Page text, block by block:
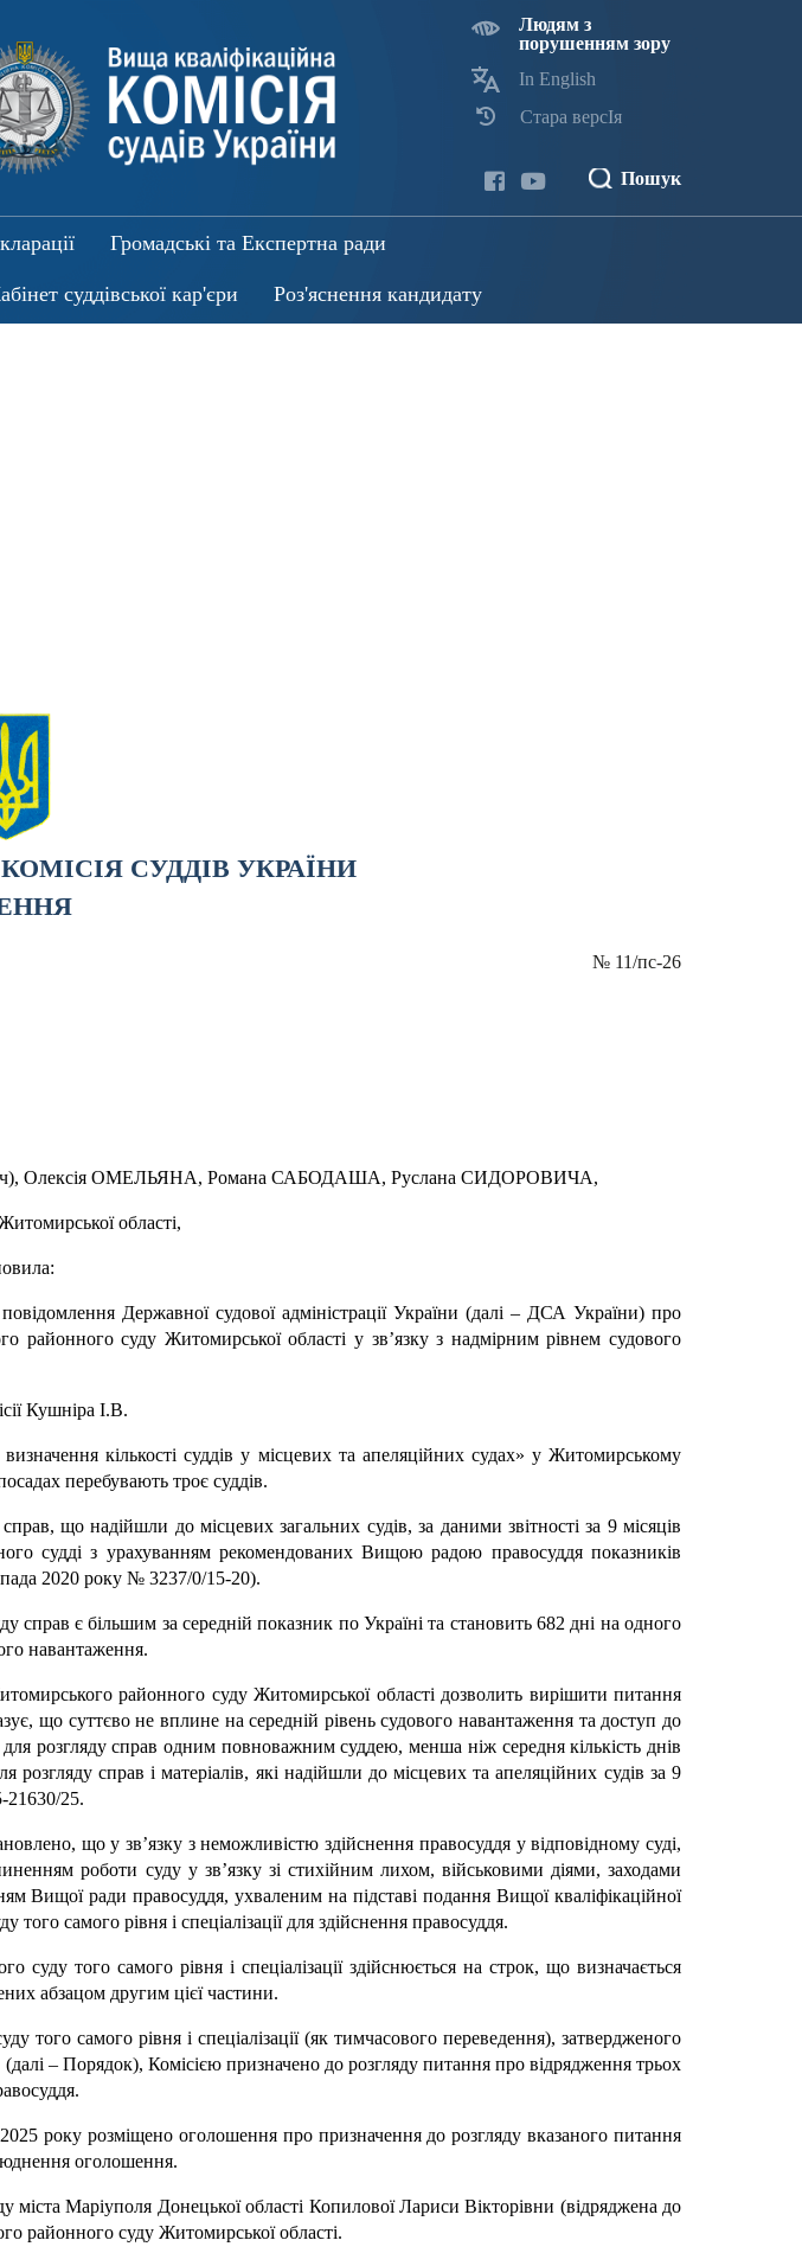
Людям з
порушенням зору
In English
Стара версІя
Пошук
Громадські та Експертна ради
суддівської кар'єри Роз'яснення кандидату
СУДДІВ УКРАЇНИ
№ 11/пс-26
Олексія ОМЕЛЬЯНА, Романа САБОДАША, Руслана СИДОРОВИЧА,
області,
Державної судової адміністрації України (далі – ДСА України) про
районного суду Житомирської області у зв’язку з надмірним рівнем судового
Кушніра І.В.
кількості суддів у місцевих та апеляційних судах» у Житомирському
перебувають троє суддів.
що надійшли до місцевих загальних судів, за даними звітності за 9 місяців
судді з урахуванням рекомендованих Вищою радою правосуддя показників
2020 року № 3237/0/15-20).
є більшим за середній показник по Україні та становить 682 дні на одного
навантаження.
районного суду Житомирської області дозволить вирішити питання
що суттєво не вплине на середній рівень судового навантаження та доступ до
для розгляду справ одним повноважним суддею, менша ніж середня кількість днів
справ і матеріалів, які надійшли до місцевих та апеляційних судів за 9
21630/25.
що у зв’язку з неможливістю здійснення правосуддя у відповідному суді,
роботи суду у зв’язку зі стихійним лихом, військовими діями, заходами
ради правосуддя, ухваленим на підставі подання Вищої кваліфікаційної
самого рівня і спеціалізації для здійснення правосуддя.
того самого рівня і спеціалізації здійснюється на строк, що визначається
абзацом другим цієї частини.
самого рівня і спеціалізації (як тимчасового переведення), затвердженого
– Порядок), Комісією призначено до розгляду питання про відрядження трьох
року розміщено оголошення про призначення до розгляду вказаного питання
оголошення.
Маріуполя Донецької області Копилової Лариси Вікторівни (відряджена до
районного суду Житомирської області.